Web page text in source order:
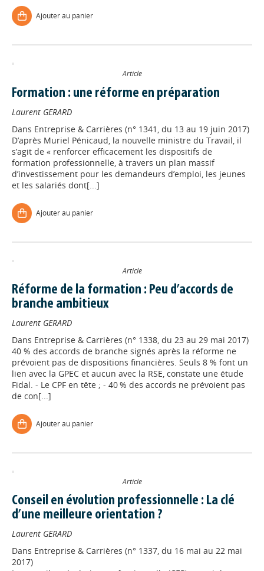
Ajouter au panier
Article
Formation : une réforme en préparation
Laurent GERARD
Dans Entreprise & Carrières (n° 1341, du 13 au 19 juin 2017)
D’après Muriel Pénicaud, la nouvelle ministre du Travail, il
s’agit de « renforcer efficacement les dispositifs de
formation professionnelle, à travers un plan massif
d’investissement pour les demandeurs d’emploi, les jeunes
et les salariés dont[...]
Ajouter au panier
Article
Réforme de la formation : Peu d’accords de
branche ambitieux
Laurent GERARD
Dans Entreprise & Carrières (n° 1338, du 23 au 29 mai 2017)
40 % des accords de branche signés après la réforme ne
prévoient pas de dispositions financières. Seuls 8 % font un
lien avec la GPEC et aucun avec la RSE, constate une étude
Fidal. - Le CPF en tête ; - 40 % des accords ne prévoient pas
de con[...]
Ajouter au panier
Article
Conseil en évolution professionnelle : La clé
d’une meilleure orientation ?
Laurent GERARD
Dans Entreprise & Carrières (n° 1337, du 16 mai au 22 mai
2017)